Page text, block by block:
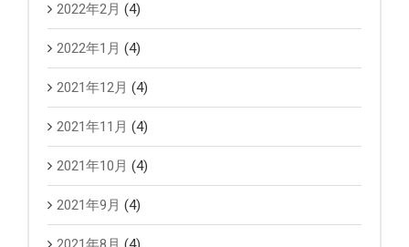
2022年2月 (4)
2022年1月 (4)
2021年12月 (4)
2021年11月 (4)
2021年10月 (4)
2021年9月 (4)